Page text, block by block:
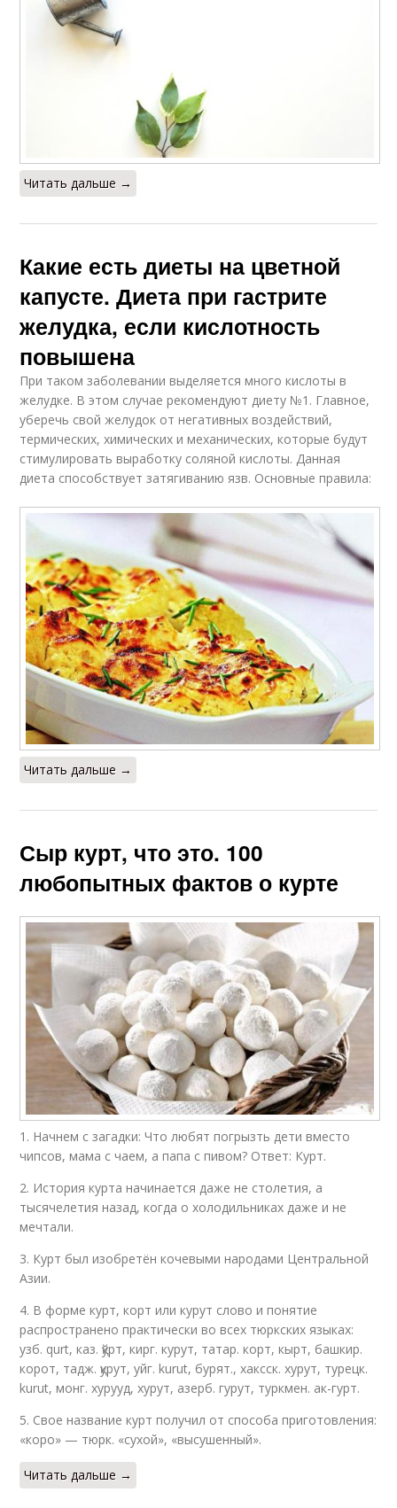
Читать дальше →
Какие есть диеты на цветной
капусте. Диета при гастрите
желудка, если кислотность
повышена
При таком заболевании выделяется много кислоты в
желудке. В этом случае рекомендуют диету №1. Главное,
уберечь свой желудок от негативных воздействий,
термических, химических и механических, которые будут
стимулировать выработку соляной кислоты. Данная
диета способствует затягиванию язв. Основные правила:
Читать дальше →
Сыр курт, что это. 100
любопытных фактов о курте
1. Начнем с загадки: Что любят погрызть дети вместо
чипсов, мама с чаем, а папа с пивом? Ответ: Курт.
2. История курта начинается даже не столетия, а
тысячелетия назад, когда о холодильниках даже и не
мечтали.
3. Курт был изобретён кочевыми народами Центральной
Азии.
4. В форме курт, корт или курут слово и понятие
распространено практически во всех тюркских языках:
узб. qurt, каз. қўрт, кирг. курут, татар. корт, кырт, башкир.
корот, тадж. қурут, уйг. kurut, бурят., хаксск. хурут, турецк.
kurut, монг. хурууд, хурут, азерб. гурут, туркмен. ак-гурт.
5. Свое название курт получил от способа приготовления:
«коро» — тюрк. «сухой», «высушенный».
Читать дальше →